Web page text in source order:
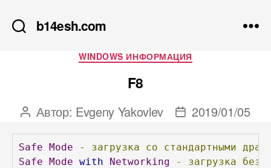
b14esh.com
Рубрики
WINDOWS ИНФОРМАЦИЯ
F8
Автор
записи
Автор: Evgeny Yakovlev
Дата
записи
2019/01/05
Safe Mode - загрузка со стандартными
Safe Mode with Networking - загрузка